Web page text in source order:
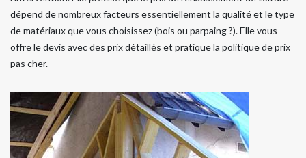
dépend de nombreux facteurs essentiellement la qualité et le type
de matériaux que vous choisissez (bois ou parpaing ?). Elle vous
offre le devis avec des prix détaillés et pratique la politique de prix
pas cher.